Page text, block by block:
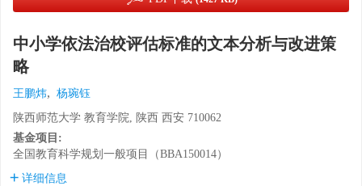
中小学依法治校评估标准的文本分析与改进策
略
王鹏炜, 杨琬钰
陕西师范大学 教育学院, 陕西 西安 710062
基金项目:
全国教育科学规划一般项目（BBA150014）
详细信息